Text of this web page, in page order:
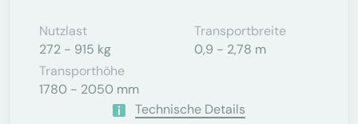
Nutzlast
272 - 915 kg
Transportbreite
0,9 - 2,78 m
Transporthöhe
1780 - 2050 mm
Technische Details